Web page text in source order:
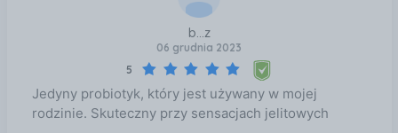
b...z
06 grudnia 2023
5
Jedyny probiotyk, który jest używany w mojej
rodzinie. Skuteczny przy sensacjach jelitowych